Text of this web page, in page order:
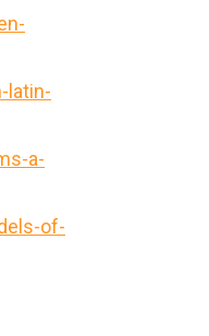
latin-
a-
of-